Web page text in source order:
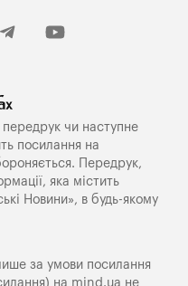
чи наступне
посилання на
Передрук,
яка містить
Новини», в будь-якому
за умови посилання
на mind.ua не